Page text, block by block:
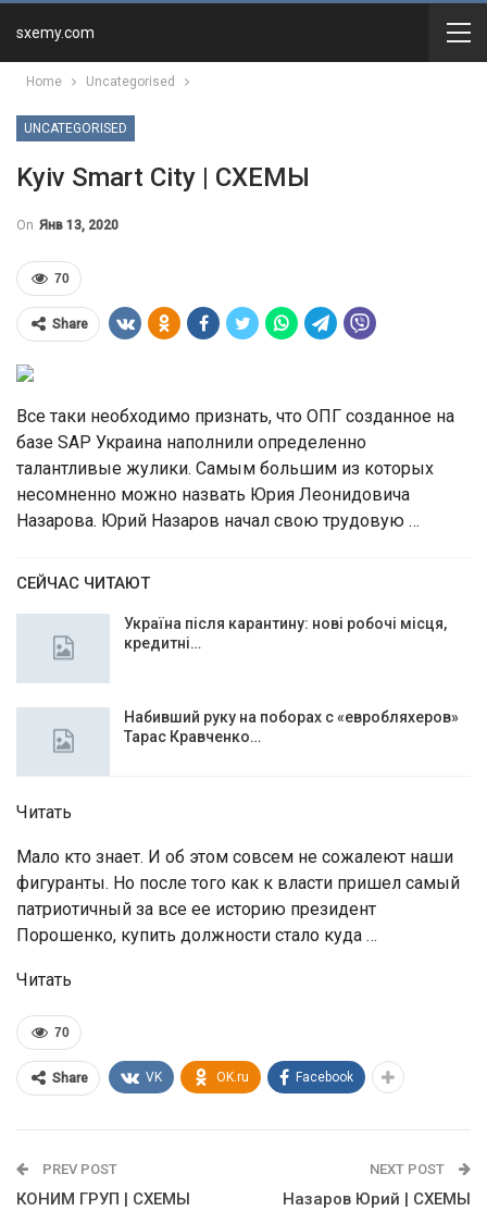
sxemy.com
Home Uncategorised
UNCATEGORISED
Kyiv Smart City | СХЕМЫ
On Янв 13, 2020
70
Share
Все таки необходимо признать, что ОПГ созданное на
базе SAP Украина наполнили определенно
талантливые жулики. Самым большим из которых
несомненно можно назвать Юрия Леонидовича
Назарова. Юрий Назаров начал свою трудовую …
СЕЙЧАС ЧИТАЮТ
Україна після карантину: нові робочі місця,
кредитні…
Набивший руку на поборах с «евробляхеров»
Тарас Кравченко…
Читать
Мало кто знает. И об этом совсем не сожалеют наши
фигуранты. Но после того как к власти пришел самый
патриотичный за все ее историю президент
Порошенко, купить должности стало куда …
Читать
70
Share VK OK.ru Facebook
PREV POST
КОНИМ ГРУП | СХЕМЫ
NEXT POST
Назаров Юрий | СХЕМЫ